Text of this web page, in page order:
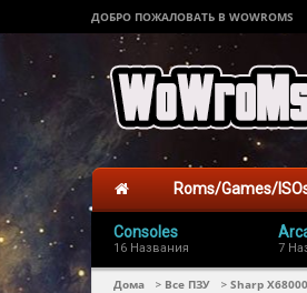
ДОБРО ПОЖАЛОВАТЬ В WOWROMS
Roms/Games/
Consoles
16 Названия 7
Дома > Все ПЗУ > Sharp X68000